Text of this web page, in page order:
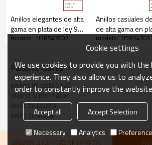
Elegante anillo de plata de
Anillos elegantes de alta
gama en plata de ley 925
para damas, con
exclusivas.
modelo : HSR547007
Anillos casuales
de alta gama en
ley 925 para
circonitas cúbicas,
moda de alta
Anillo glamoroso.
modelo :
Palabras Claves
Anillos de plata S925
Joyería al por mayor
Anillo de joyería
Anillo de moda
AÑADIR A LA LISTA DE DESEOS
Cookie settings
We use cookies to provide you with the
experience. They also allow us to
order to constantly improve the
Accept all Accept Selection
Necessary
Analytics